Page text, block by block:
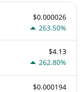
$0.000026
263.50%
$4.13
262.80%
$0.000194